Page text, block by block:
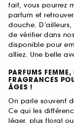
fait, vous pourrez
parfum et
douche.
de vérifier dans
disponible pour
alliez. Une belle
PARFUMS
FRAGRANCES
ÂGES !
On parle souvent
Ce qui les
léger, plus floral